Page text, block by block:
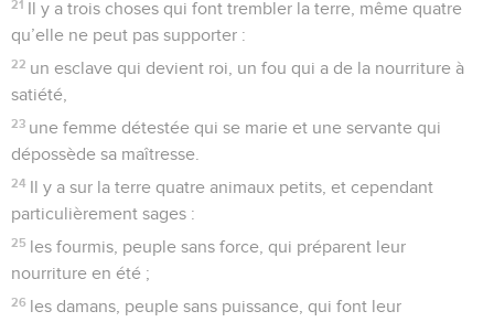
21 Il y a trois choses qui font trembler la terre, même quatre
qu’elle ne peut pas supporter :
22 un esclave qui devient roi, un fou qui a de la nourriture à
satiété,
23 une femme détestée qui se marie et une servante qui
dépossède sa maîtresse.
24 Il y a sur la terre quatre animaux petits, et cependant
particulièrement sages :
25 les fourmis, peuple sans force, qui préparent leur
nourriture en été ;
26 les damans, peuple sans puissance, qui font leur